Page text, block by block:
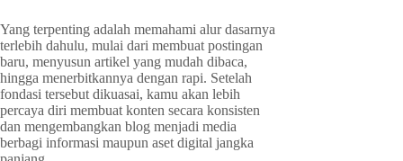
Yang terpenting adalah memahami alur dasarnya
terlebih dahulu, mulai dari membuat postingan
baru, menyusun artikel yang mudah dibaca,
hingga menerbitkannya dengan rapi. Setelah
fondasi tersebut dikuasai, kamu akan lebih
percaya diri membuat konten secara konsisten
dan mengembangkan blog menjadi media
berbagi informasi maupun aset digital jangka